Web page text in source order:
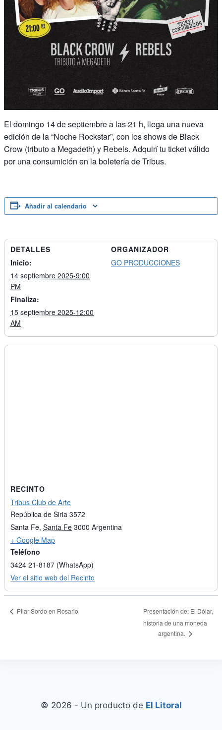
El domingo 14 de septiembre a las 21 h, llega una nueva
edición de la “Noche Rockstar”, con los shows de Black
Crow (tributo a Megadeth) y Rebels. Adquirí tu ticket válido
por una consumición en la boletería de Tribus.
Añadir al calendario
DETALLES
Inicio:
14 septiembre 2025-9:00
PM
Finaliza:
15 septiembre 2025-12:00
AM
ORGANIZADOR
GO PRODUCCIONES
RECINTO
Tribus Club de Arte
República de Siria 3572
Santa Fe, Santa Fe 3000 Argentina
+ Google Map
Teléfono
3424 21-8187 (WhatsApp)
Ver el sitio web del Recinto
Pilar Sordo en Rosario
Presentación de: El Dólar,
historia de una moneda
argentina.
© 2026 - Un producto de El Litoral